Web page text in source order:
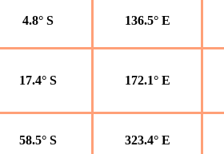
4.8° S 136.5° E
17.4° S 172.1° E
58.5° S 323.4° E